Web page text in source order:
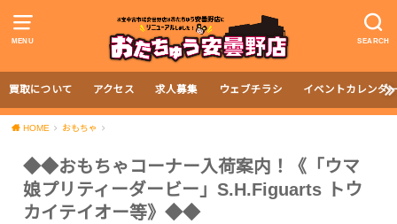
MENU SEARCH
買取について アクセス 求人募集 ウェブチラシ イベントカレンダ
HOME おもちゃ
◆◆おもちゃコーナー入荷案内！《「ウマ
娘プリティーダービー」S.H.Figuarts トウ
カイテイオー等》◆◆